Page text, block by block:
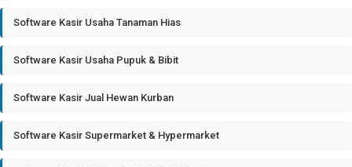
Software Kasir Usaha Tanaman Hias
Software Kasir Usaha Pupuk & Bibit
Software Kasir Jual Hewan Kurban
Software Kasir Supermarket & Hypermarket